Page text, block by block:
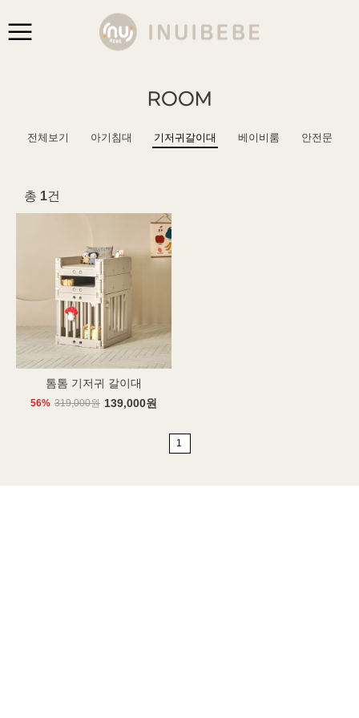
ROOM
전체보기 아기침대 기저귀갈이대 베이비룸 안전문
총 1건
톰톰 기저귀 갈이대
56% 319,000원 139,000원
1